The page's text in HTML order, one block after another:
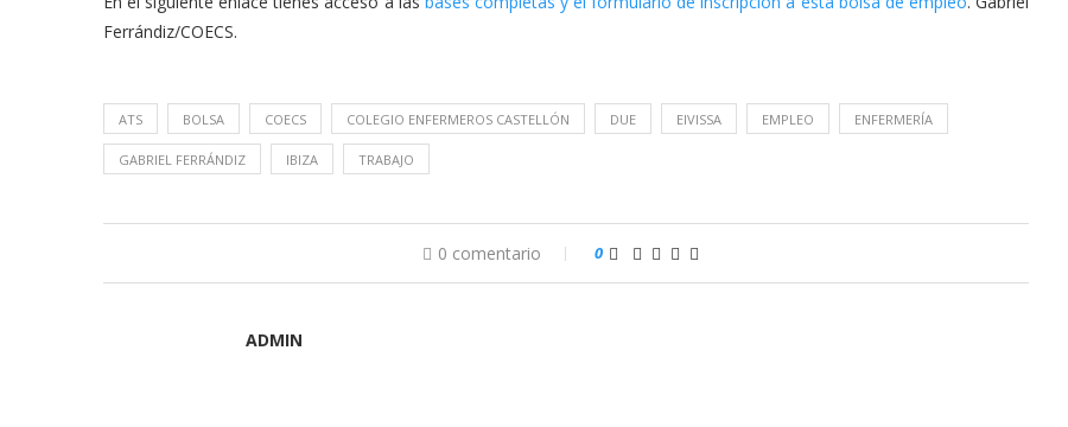
Ferrándiz/COECS.
ATS BOLSA COECS COLEGIO ENFERMEROS CASTELLÓN DUE EIVISSA EMPLEO ENFERMERÍA
GABRIEL FERRÁNDIZ IBIZA TRABAJO
0 comentario 0
ADMIN